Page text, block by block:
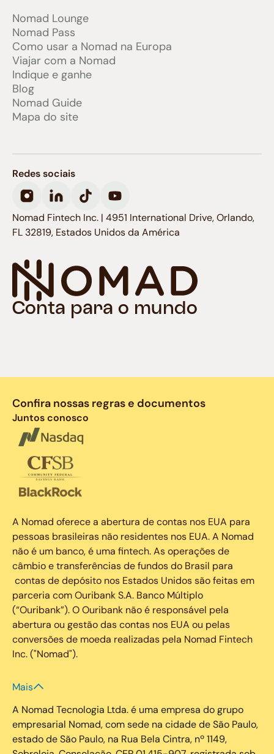
Nomad Lounge
Nomad Pass
Como usar a Nomad na Europa
Viajar com a Nomad
Indique e ganhe
Blog
Nomad Guide
Mapa do site
Conta para o mundo
Redes sociais
Nomad Fintech Inc. | 4951 International Drive, Orlando,
FL 32819, Estados Unidos da América
Confira nossas regras e documentos
Juntos conosco
A Nomad oferece a abertura de contas nos EUA para
pessoas brasileiras não residentes nos EUA. A Nomad
não é um banco, é uma fintech. As operações de
câmbio e transferências de fundos do Brasil para
contas de depósito nos Estados Unidos são feitas em
parceria com Ouribank S.A. Banco Múltiplo
(“Ouribank”). O Ouribank não é responsável pela
abertura ou gestão das contas nos EUA ou pelas
conversões de moeda realizadas pela Nomad Fintech
Inc. ("Nomad").
Mais
A Nomad Tecnologia Ltda. é uma empresa do grupo
empresarial Nomad, com sede na cidade de São Paulo,
estado de São Paulo, na Rua Bela Cintra, nº 1149,